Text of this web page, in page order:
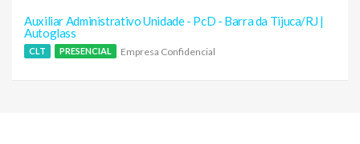
Auxiliar Administrativo Unidade - PcD - Barra da Tijuca/RJ |
Autoglass
CLT PRESENCIAL Empresa Confidencial